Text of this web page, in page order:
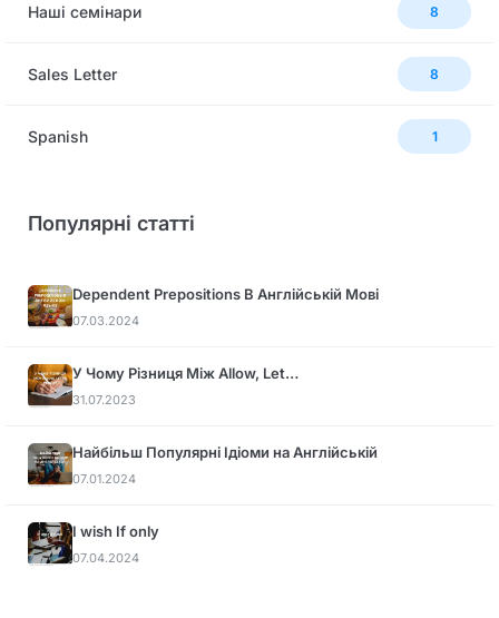
Наші семінари 8
Sales Letter 8
Spanish 1
Популярні статті
Dependent Prepositions В Англійській Мові
07.03.2024
У Чому Різниця Між Allow, Let…
31.07.2023
Найбільш Популярні Ідіоми на Англійській
07.01.2024
I wish If only
07.04.2024